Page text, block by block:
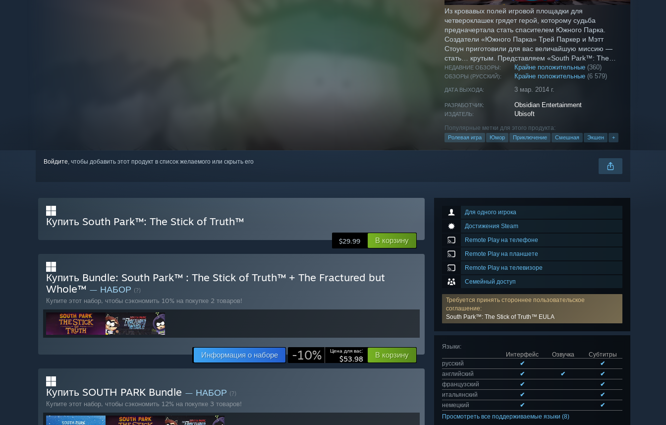
Из кровавых полей игровой площадки для
четвероклашек грядет герой, которому судьба
предначертала стать спасителем Южного Парка.
Создатели «Южного Парка» Трей Паркер и Мэтт
Стоун приготовили для вас величайшую миссию —
стать… крутым. Представляем «South Park™: The
Stick of Truth™».
НЕДАВНИЕ ОБЗОРЫ: Крайне положительные (360)
ОБЗОРЫ (РУССКИЙ): Крайне положительные (6 579)
ДАТА ВЫХОДА: 3 мар. 2014 г.
РАЗРАБОТЧИК: Obsidian Entertainment
ИЗДАТЕЛЬ: Ubisoft
Популярные метки для этого продукта:
Ролевая игра Юмор Приключение Смешная Экшен +
Войдите, чтобы добавить этот продукт в список желаемого или скрыть его
Для одного игрока
Достижения Steam
Remote Play на телефоне
Remote Play на планшете
Remote Play на телевизоре
Семейный доступ
Требуется принять стороннее пользовательское
соглашение:
South Park™: The Stick of Truth™ EULA
Языки:
Интерфейс
Озвучка
Субтитры
русский
✔
✔
английский
✔ ✔
✔
французский
✔
✔
итальянский
✔
✔
немецкий
✔
✔
Просмотреть все поддерживаемые языки (8)
Купить South Park™: The Stick of Truth™
$29.99 В корзину
Купить Bundle: South Park™ : The Stick of Truth™ + The Fractured but
Whole™ — НАБОР (?)
Купите этот набор, чтобы сэкономить 10% на покупке 2 товаров!
Информация о наборе -10% Цена для вас:
$53.98 В корзину
Купить SOUTH PARK Bundle — НАБОР (?)
Купите этот набор, чтобы сэкономить 12% на покупке 3 товаров!